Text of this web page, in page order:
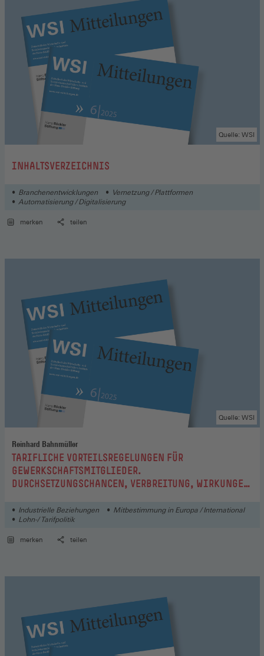
:INHALTSVERZEICHNIS
Quelle: WSI
Branchenentwicklungen
Vernetzung / Plattformen
Automatisierung / Digitalisierung
merken teilen
Reinhard Bahnmüller
:
TARIFLICHE VORTEILSREGELUNGEN FÜR
GEWERKSCHAFTSMITGLIEDER.
DURCHSETZUNGSCHANCEN, VERBREITUNG, WIRKUNGEN
Quelle: WSI
Industrielle Beziehungen
Mitbestimmung in Europa / International
Lohn-/ Tarifpolitik
merken teilen